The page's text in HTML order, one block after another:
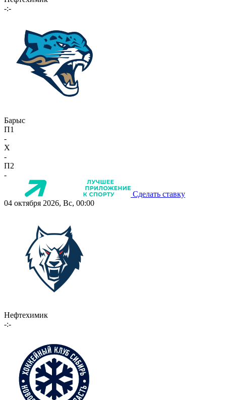
-:-
Барыс
П1
-
X
-
П2
-
Сделать ставку
04 октября 2026, Вс, 00:00
Нефтехимик
-:-